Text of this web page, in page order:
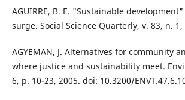
AGUIRRE, B. E. "Sustainable
surge. Social Science Quarterly, v. 83, n. 1,
AGYEMAN, J. Alternatives for community
where justice and sustainability meet.
6, p. 10-23, 2005. doi: 10.3200/